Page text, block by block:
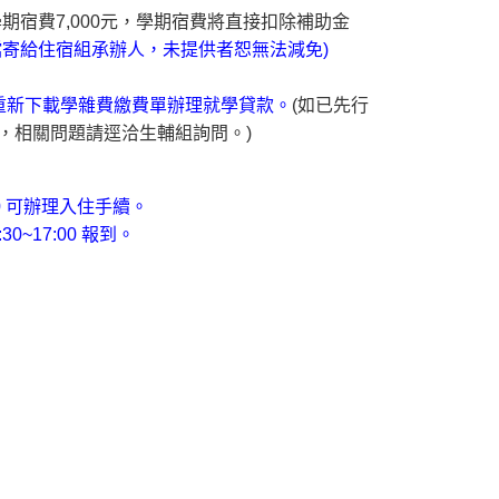
宿費7,000元，學期宿費將直接扣除補助金
給住宿組承辦人，未提供者恕無法減免)
下載學雜費繳費單辦理就學貸款。 (如已先行
相關問題請逕洽生輔組詢問。)
辦理入住手續。
報到。